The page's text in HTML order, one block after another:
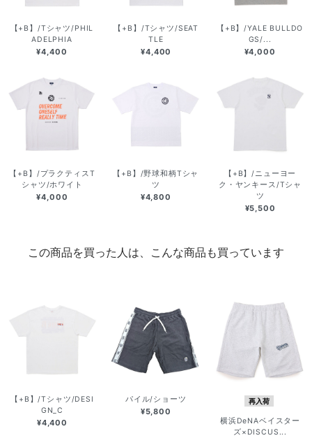
【+B】/Tシャツ/PHIL
ADELPHIA
¥4,400
【+B】/Tシャツ/SEAT
TLE
¥4,400
【+B】/YALE BULLDO
GS/...
¥4,000
【+B】/プラクティスT
シャツ/ホワイト
¥4,000
【+B】/野球和柄Tシャ
ツ
¥4,800
【+B】/ニューヨー
ク・ヤンキース/Tシャ
ツ
¥5,500
この商品を買った人は、こんな商品も買っています
【+B】/Tシャツ/DESI
GN_C
¥4,400
パイル/ショーツ
¥5,800
再入荷
横浜DeNAベイスター
ズ×DISCUS...